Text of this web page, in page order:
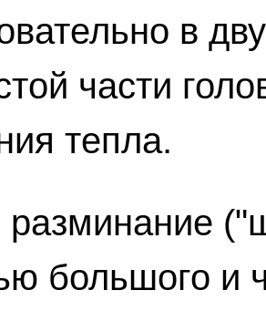
в
части
тепла.
разминание
большого и